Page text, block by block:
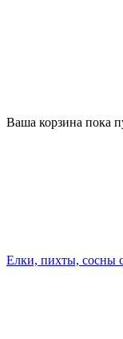
Ваша корзина пока
Елки, пихты, сосны